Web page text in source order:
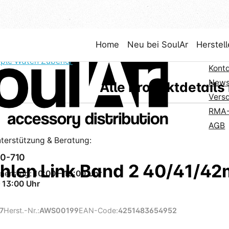
Home Neu bei SoulAr
Watch Zubehör
Alle Produktdetails
Link Band 2 40/41/
Herst.-Nr.:AWS00199EAN-Code:4251483654952
& Beratung:
710
10:00 – 16:00 Uhr
13:00 Uhr
AGB